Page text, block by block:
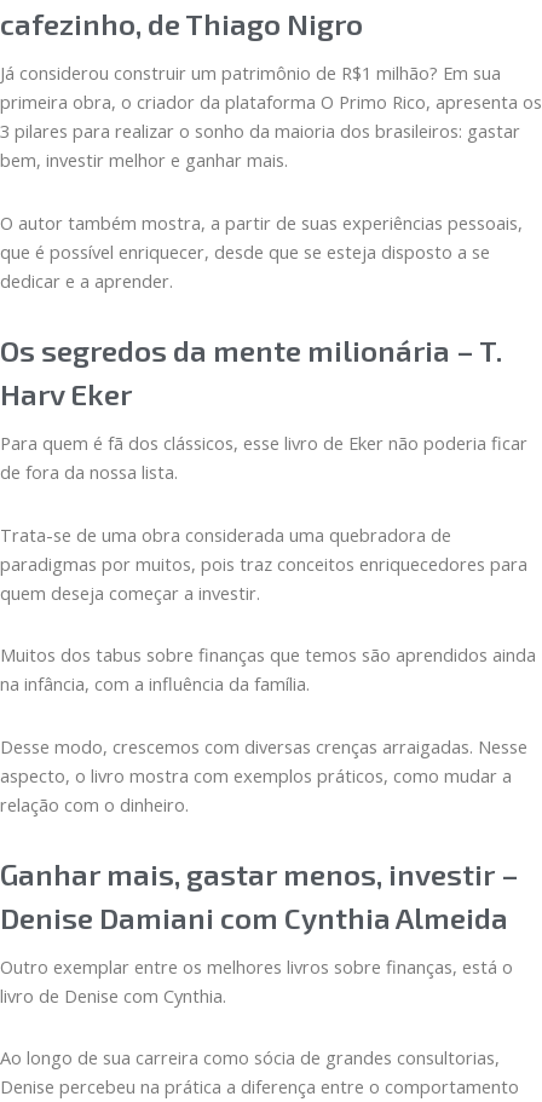
cafezinho, de Thiago Nigro
Já considerou construir um patrimônio de R$1 milhão? Em sua
primeira obra, o criador da plataforma O Primo Rico, apresenta os
3 pilares para realizar o sonho da maioria dos brasileiros: gastar
bem, investir melhor e ganhar mais.
O autor também mostra, a partir de suas experiências pessoais,
que é possível enriquecer, desde que se esteja disposto a se
dedicar e a aprender.
Os segredos da mente milionária – T.
Harv Eker
Para quem é fã dos clássicos, esse livro de Eker não poderia ficar
de fora da nossa lista.
Trata-se de uma obra considerada uma quebradora de
paradigmas por muitos, pois traz conceitos enriquecedores para
quem deseja começar a investir.
Muitos dos tabus sobre finanças que temos são aprendidos ainda
na infância, com a influência da família.
Desse modo, crescemos com diversas crenças arraigadas. Nesse
aspecto, o livro mostra com exemplos práticos, como mudar a
relação com o dinheiro.
Ganhar mais, gastar menos, investir –
Denise Damiani com Cynthia Almeida
Outro exemplar entre os melhores livros sobre finanças, está o
livro de Denise com Cynthia.
Ao longo de sua carreira como sócia de grandes consultorias,
Denise percebeu na prática a diferença entre o comportamento